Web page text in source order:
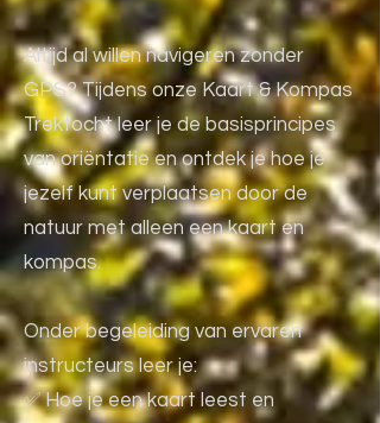
Altijd al willen navigeren zonder
GPS? Tijdens onze Kaart & Kompas
Trektocht leer je de basisprincipes
van oriëntatie en ontdek je hoe je
jezelf kunt verplaatsen door de
natuur met alleen een kaart en
kompas.
Onder begeleiding van ervaren
instructeurs leer je:
✅ Hoe je een kaart leest en